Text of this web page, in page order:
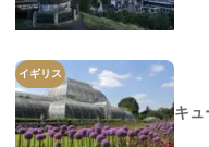
イギリス
キュ